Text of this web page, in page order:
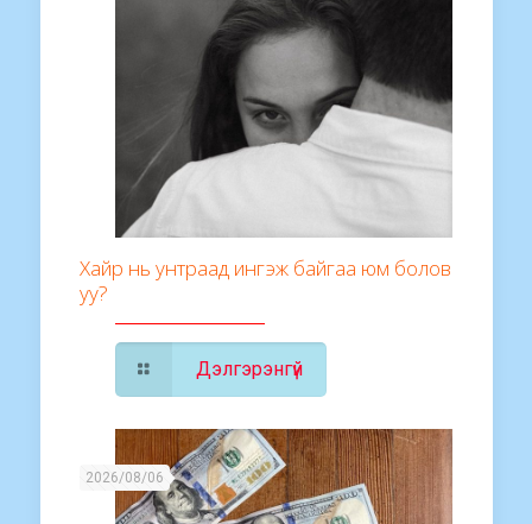
Хайр нь унтраад ингэж байгаа юм болов
уу?
Дэлгэрэнгүй
2026/08/06